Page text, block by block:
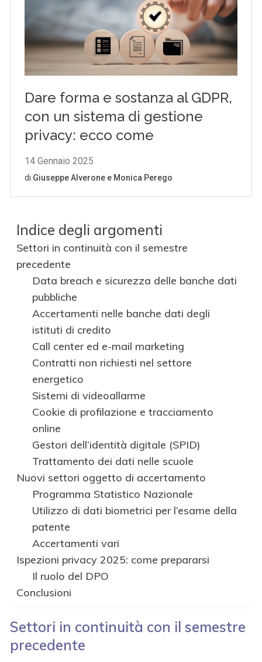
Indice degli argomenti
Settori in continuità con il semestre
precedente
Data breach e sicurezza delle banche dati
pubbliche
Accertamenti nelle banche dati degli
istituti di credito
Call center ed e-mail marketing
Contratti non richiesti nel settore
energetico
Sistemi di videoallarme
Cookie di profilazione e tracciamento
online
Gestori dell’identità digitale (SPID)
Trattamento dei dati nelle scuole
Nuovi settori oggetto di accertamento
Programma Statistico Nazionale
Utilizzo di dati biometrici per l’esame della
patente
Accertamenti vari
Ispezioni privacy 2025: come prepararsi
Il ruolo del DPO
Conclusioni
Settori in continuità con il semestre
precedente